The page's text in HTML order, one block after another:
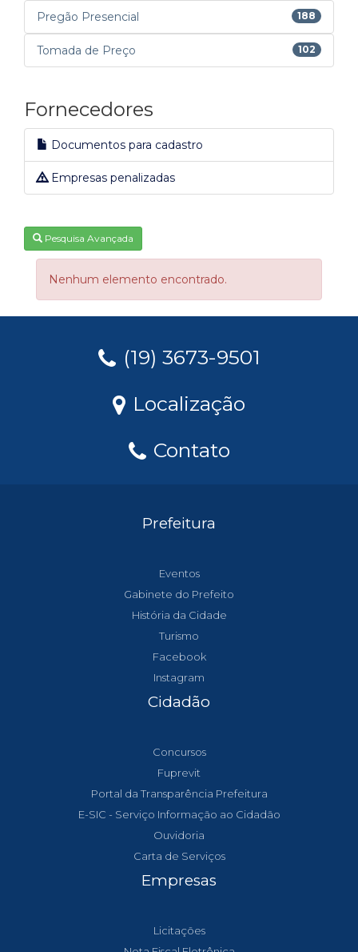
Pregão Presencial 188
Tomada de Preço 102
Fornecedores
Documentos para cadastro
Empresas penalizadas
Pesquisa Avançada
Nenhum elemento encontrado.
(19) 3673-9501
Localização
Contato
Prefeitura
Eventos
Gabinete do Prefeito
História da Cidade
Turismo
Facebook
Instagram
Cidadão
Concursos
Fuprevit
Portal da Transparência Prefeitura
E-SIC - Serviço Informação ao Cidadão
Ouvidoria
Carta de Serviços
Empresas
Licitações